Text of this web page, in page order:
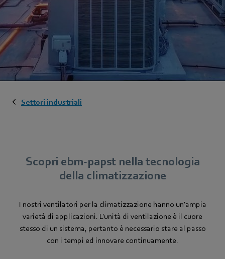
Settori industriali
Scopri ebm‑papst nella tecnologia
della climatizzazione
I nostri ventilatori per la climatizzazione hanno un'ampia
varietà di applicazioni. L'unità di ventilazione è il cuore
stesso di un sistema, pertanto è necessario stare al passo
con i tempi ed innovare continuamente.